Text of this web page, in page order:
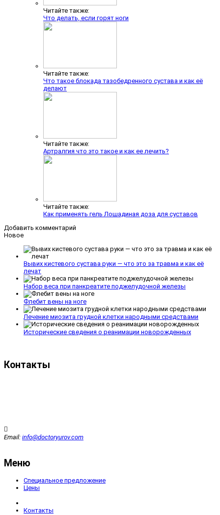
Читайте также:
Что делать, если горят ноги
Читайте также:
Что такое блокада тазобедренного сустава и как её
делают
Читайте также:
Артралгия что это такое и как ее лечить?
Читайте также:
Как применять гель Лошадиная доза для суставов
Добавить комментарий
Новое
Вывих кистевого сустава руки — что это за травма и как её
лечат
Набор веса при панкреатите поджелудочной железы
Флебит вены на ноге
Лечение миозита грудной клетки народными средствами
Исторические сведения о реанимации новорожденных
Контакты
Email: info@doctoryurov.com
Меню
Специальное предложение
Цены
Контакты